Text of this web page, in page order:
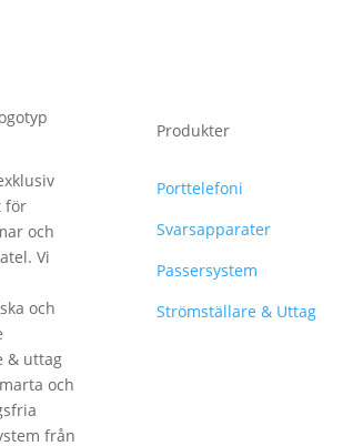
för
och
Vi
och
& uttag
och
från
Produkter
Porttelefoni
Svarsapparater
Passersystem
Strömställare & Uttag